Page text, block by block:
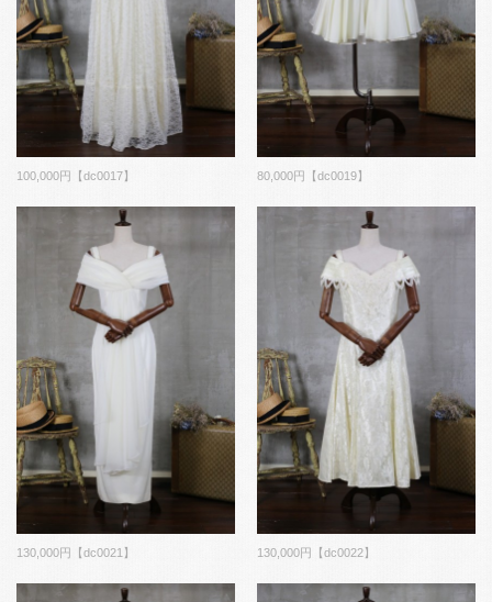
100,000円【dc0017】 80,000円【dc0019】
130,000円【dc0021】 130,000円【dc0022】